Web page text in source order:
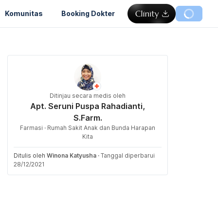
Komunitas Booking Dokter
Ditinjau secara medis oleh
Apt. Seruni Puspa Rahadianti,
S.Farm.
Farmasi · Rumah Sakit Anak dan Bunda Harapan
Kita
Ditulis oleh Winona Katyusha · Tanggal diperbarui
28/12/2021